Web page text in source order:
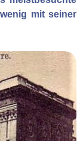
mit seiner